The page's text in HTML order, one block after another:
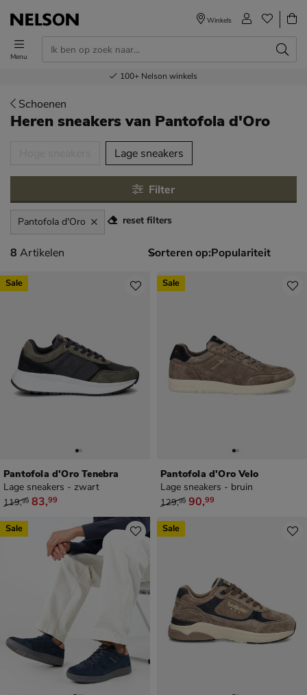
Menu
Winkels
Voor 23.00u besteld,volgende dag in huis
Gratisverzending en retour
Bestel nu,betaal later
100+ Nelson winkels
Schoenen
Heren sneakersvan Pantofola d'Oro
Lage sneakers
Filter
Pantofola d'Oro reset filters
8 artikelen
8 Artikelen Sorteren op:
Pantofola d'Oro Tenebra
Lage sneakers - zwart
van € 119,99 voor € 83,99
119,99 83,99
Sale
Pantofola d'Oro Velo
Lage sneakers - bruin
van € 129,99 voor € 90,99
129,99 90,99
Sale
Sale Sale